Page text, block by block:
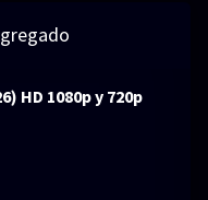
HD 1080p y 720p